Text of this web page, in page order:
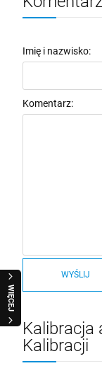
WIĘCEJ
Imię i nazwisko:
Komentarz:
WYŚLIJ
Kalibracja
Kalibracji